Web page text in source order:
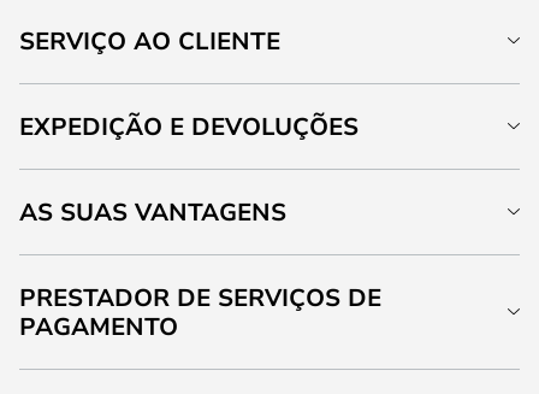
SERVIÇO AO CLIENTE
EXPEDIÇÃO E DEVOLUÇÕES
AS SUAS VANTAGENS
PRESTADOR DE SERVIÇOS DE
PAGAMENTO